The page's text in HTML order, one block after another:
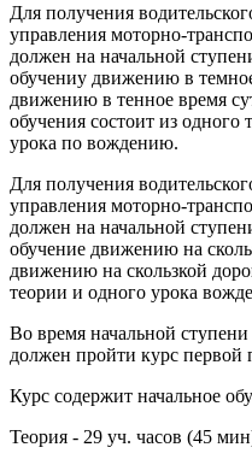
Для получения
управления моторно-
должен на начальной
обучениу движению в
движению в тенное время
обучения состоит из одного
урока по вождению.
Для получения
управления моторно-
должен на начальной
обучение движению на
движению на скользкой
теории и одного урока
Во время начальной
должен пройти курс
Курс содержит начальное
Теория - 29 уч. часов (45